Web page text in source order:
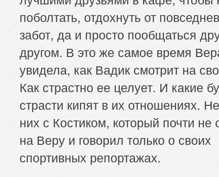
поболтать, отдохнуть от
забот, да и просто пообщаться
другом. В это же самое время
увидела, как Вадик смотрит на
Как страстно ее целует. И какие
страсти кипят в их отношениях.
них с Костиком, который почти не
на Веру и говорил только о своих
спортивных репортажах.